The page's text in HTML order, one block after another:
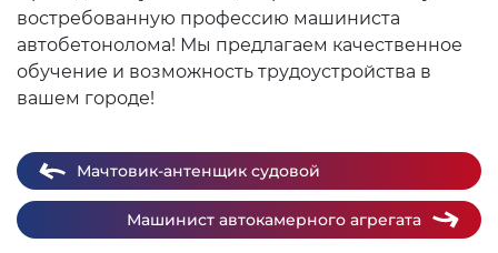
востребованную профессию машиниста
автобетонолома! Мы предлагаем качественное
обучение и возможность трудоустройства в
вашем городе!
Мачтовик-антенщик судовой
Машинист автокамерного агрегата